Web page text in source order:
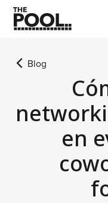
Blog
en